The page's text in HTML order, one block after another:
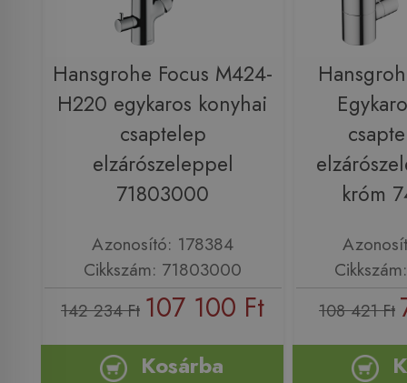
Hansgrohe Focus M424-
H220 egykaros konyhai
csaptelep
elzárószeleppel
71803000
Azonosító: 178384
Cikkszám: 71803000
142 234 Ft 107 100 Ft
Kosárba
króm
108 421 Ft